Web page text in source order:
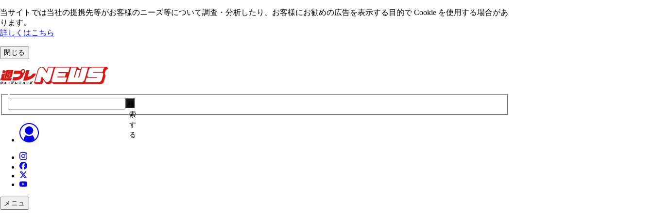
当サイトでは当社の提携先等がお客様のニーズ等について調査・分析したり、お客様にお勧めの広告を表⽰する⽬的で Cookie を使⽤する場合があ
ります。
詳しくはこちら
閉じる
索
す
る
メニュ